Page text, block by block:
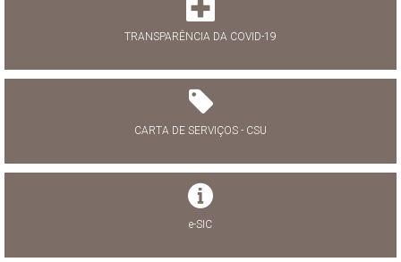
TRANSPARÊNCIA DA COVID-19
CARTA DE SERVIÇOS - CSU
e-SIC